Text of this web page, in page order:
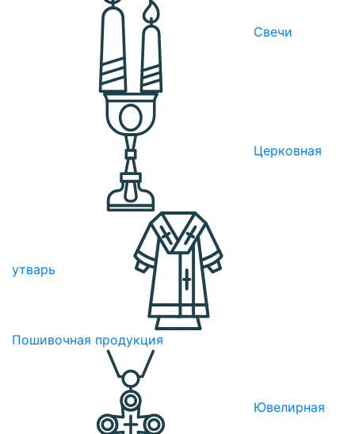
Свечи
Церковная
утварь
Пошивочная продукция
Ювелирная